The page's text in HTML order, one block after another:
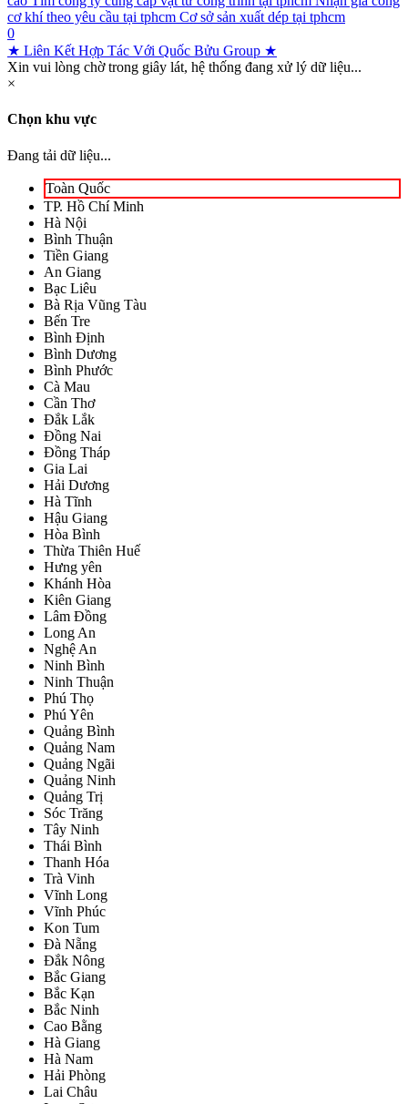
cơ khí theo yêu cầu tại tphcm Cơ sở sản xuất dép tại tphcm
0
★ Liên Kết Hợp Tác Với Quốc Bửu Group ★
Xin vui lòng chờ trong giây lát, hệ thống đang xử lý dữ liệu...
×
Chọn khu vực
Đang tải dữ liệu...
Toàn Quốc
TP. Hồ Chí Minh
Hà Nội
Bình Thuận
Tiền Giang
An Giang
Bạc Liêu
Bà Rịa Vũng Tàu
Bến Tre
Bình Định
Bình Dương
Bình Phước
Cà Mau
Cần Thơ
Đắk Lắk
Đồng Nai
Đồng Tháp
Gia Lai
Hải Dương
Hà Tĩnh
Hậu Giang
Hòa Bình
Thừa Thiên Huế
Hưng yên
Khánh Hòa
Kiên Giang
Lâm Đồng
Long An
Nghệ An
Ninh Bình
Ninh Thuận
Phú Thọ
Phú Yên
Quảng Bình
Quảng Nam
Quảng Ngãi
Quảng Ninh
Quảng Trị
Sóc Trăng
Tây Ninh
Thái Bình
Thanh Hóa
Trà Vinh
Vĩnh Long
Vĩnh Phúc
Kon Tum
Đà Nẵng
Đắk Nông
Bắc Giang
Bắc Kạn
Bắc Ninh
Cao Bằng
Hà Giang
Hà Nam
Hải Phòng
Lai Châu